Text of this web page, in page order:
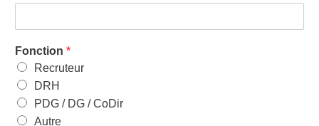
Fonction *
Recruteur
DRH
PDG / DG / CoDir
Autre